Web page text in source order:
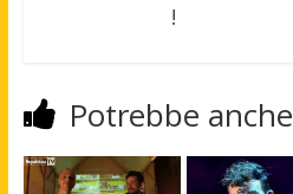
!
Potrebbe